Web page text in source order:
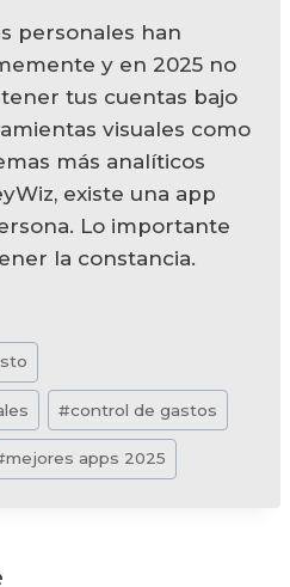
personales han
y en 2025 no
tus cuentas bajo
visuales como
más analíticos
existe una app
Lo importante
la constancia.
#control de gastos
mejores apps 2025